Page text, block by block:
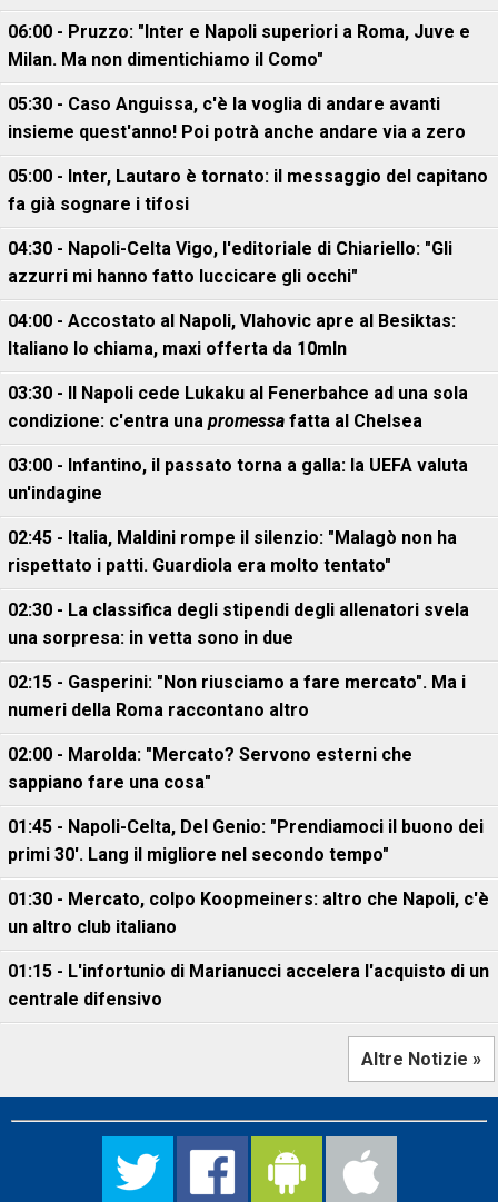
06:00 - Pruzzo: "Inter e Napoli superiori a Roma, Juve e
Milan. Ma non dimentichiamo il Como"
05:30 - Caso Anguissa, c'è la voglia di andare avanti
insieme quest'anno! Poi potrà anche andare via a zero
05:00 - Inter, Lautaro è tornato: il messaggio del capitano
fa già sognare i tifosi
04:30 - Napoli-Celta Vigo, l'editoriale di Chiariello: "Gli
azzurri mi hanno fatto luccicare gli occhi"
04:00 - Accostato al Napoli, Vlahovic apre al Besiktas:
Italiano lo chiama, maxi offerta da 10mln
03:30 - Il Napoli cede Lukaku al Fenerbahce ad una sola
condizione: c'entra una promessa fatta al Chelsea
03:00 - Infantino, il passato torna a galla: la UEFA valuta
un'indagine
02:45 - Italia, Maldini rompe il silenzio: "Malagò non ha
rispettato i patti. Guardiola era molto tentato"
02:30 - La classifica degli stipendi degli allenatori svela
una sorpresa: in vetta sono in due
02:15 - Gasperini: "Non riusciamo a fare mercato". Ma i
numeri della Roma raccontano altro
02:00 - Marolda: "Mercato? Servono esterni che
sappiano fare una cosa"
01:45 - Napoli-Celta, Del Genio: "Prendiamoci il buono dei
primi 30'. Lang il migliore nel secondo tempo"
01:30 - Mercato, colpo Koopmeiners: altro che Napoli, c'è
un altro club italiano
01:15 - L'infortunio di Marianucci accelera l'acquisto di un
centrale difensivo
Altre Notizie »